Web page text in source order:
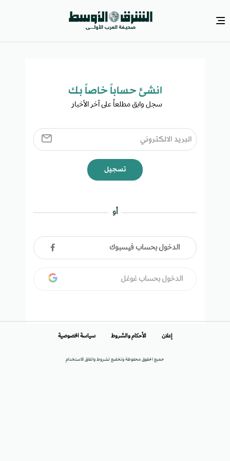
انشئ حساباً خاصاً بك​
سجل وابق مطلعاً على آخر الأخبار ​
تسجيل
أو
الدخول بحساب فيسبوك
الدخول بحساب غوغل
جميع الحقوق محفوظة وتخضع لشروط واتفاق الاستخدام
إعلان الأحكام والشروط سياسة الخصوصية